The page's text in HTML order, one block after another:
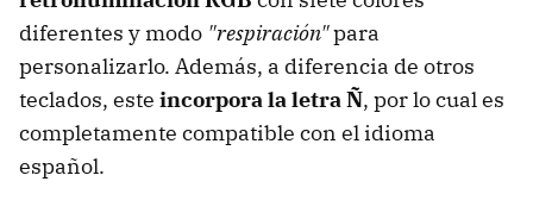
diferentes y modo "respiración"para
personalizarlo. Además, a diferencia de otros
teclados, este incorpora la letra Ñ, por lo cual es
completamente compatible con el idioma
español.